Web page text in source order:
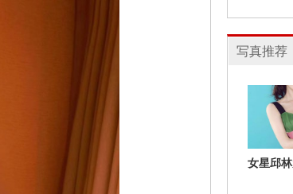
写真推荐
女星邱